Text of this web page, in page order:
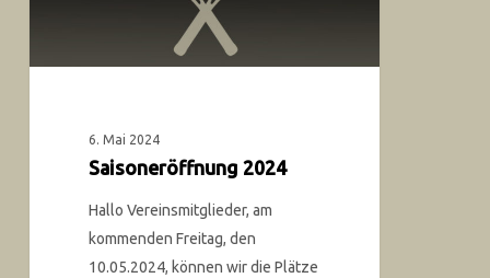
6. Mai 2024
Saisoneröffnung 2024
Hallo Vereinsmitglieder, am
kommenden Freitag, den
10.05.2024, können wir die Plätze